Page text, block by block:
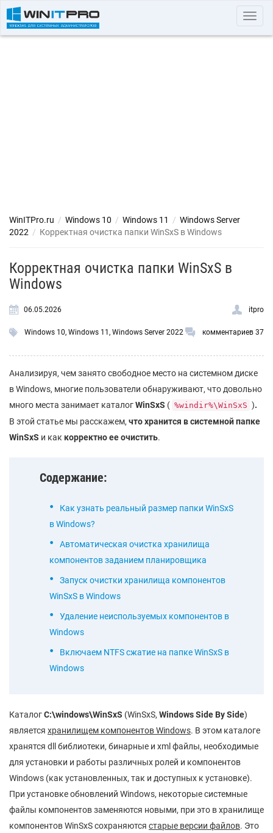
WinITPro.ru / Windows 10 / Windows 11 / Windows Server
2022 / Корректная очистка папки WinSxS в Windows
Корректная очистка папки WinSxS в
Windows
06.05.2026 itpro
Windows 10, Windows 11 , Windows Server 2022 комментариев 37
Анализируя, чем занято свободное место на системном диске
в Windows, многие пользователи обнаруживают, что довольно
много места занимает каталогWinSxS ( %windir%\WinSxS ).
В этой статье мы расскажем, что хранится в системной папке
WinSxS и как корректно ее очистить.
Содержание:
Как узнать реальный размер папки WinSxS
в Windows?
Автоматическая очистка хранилища
компонентов заданием планировщика
Запуск очистки хранилища компонентов
WinSxS в Windows
Удаление неиспользуемых компонентов в
Windows
Включаем NTFS сжатие на папке WinSxS в
Windows
КаталогC:\windows\WinSxS (WinSxS, WindowsSide BySide)
является хранилищем компонентовWindows. В этом каталоге
хранятся dll библиотеки, бинарные и xml файлы, необходимые
для установки и работы различных ролей и компонентов
Windows (как установленных, так и доступных к установке).
При установке обновлений Windows, некоторые системные
файлы компонентов заменяются новыми, при это в хранилище
компонентов WinSxS сохраняются старые версии файлов. Это